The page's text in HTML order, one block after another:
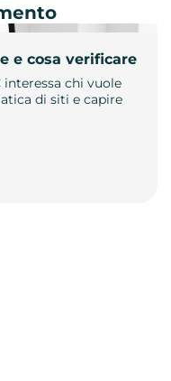
e cosa verificare
interessa chi vuole
di siti e capire